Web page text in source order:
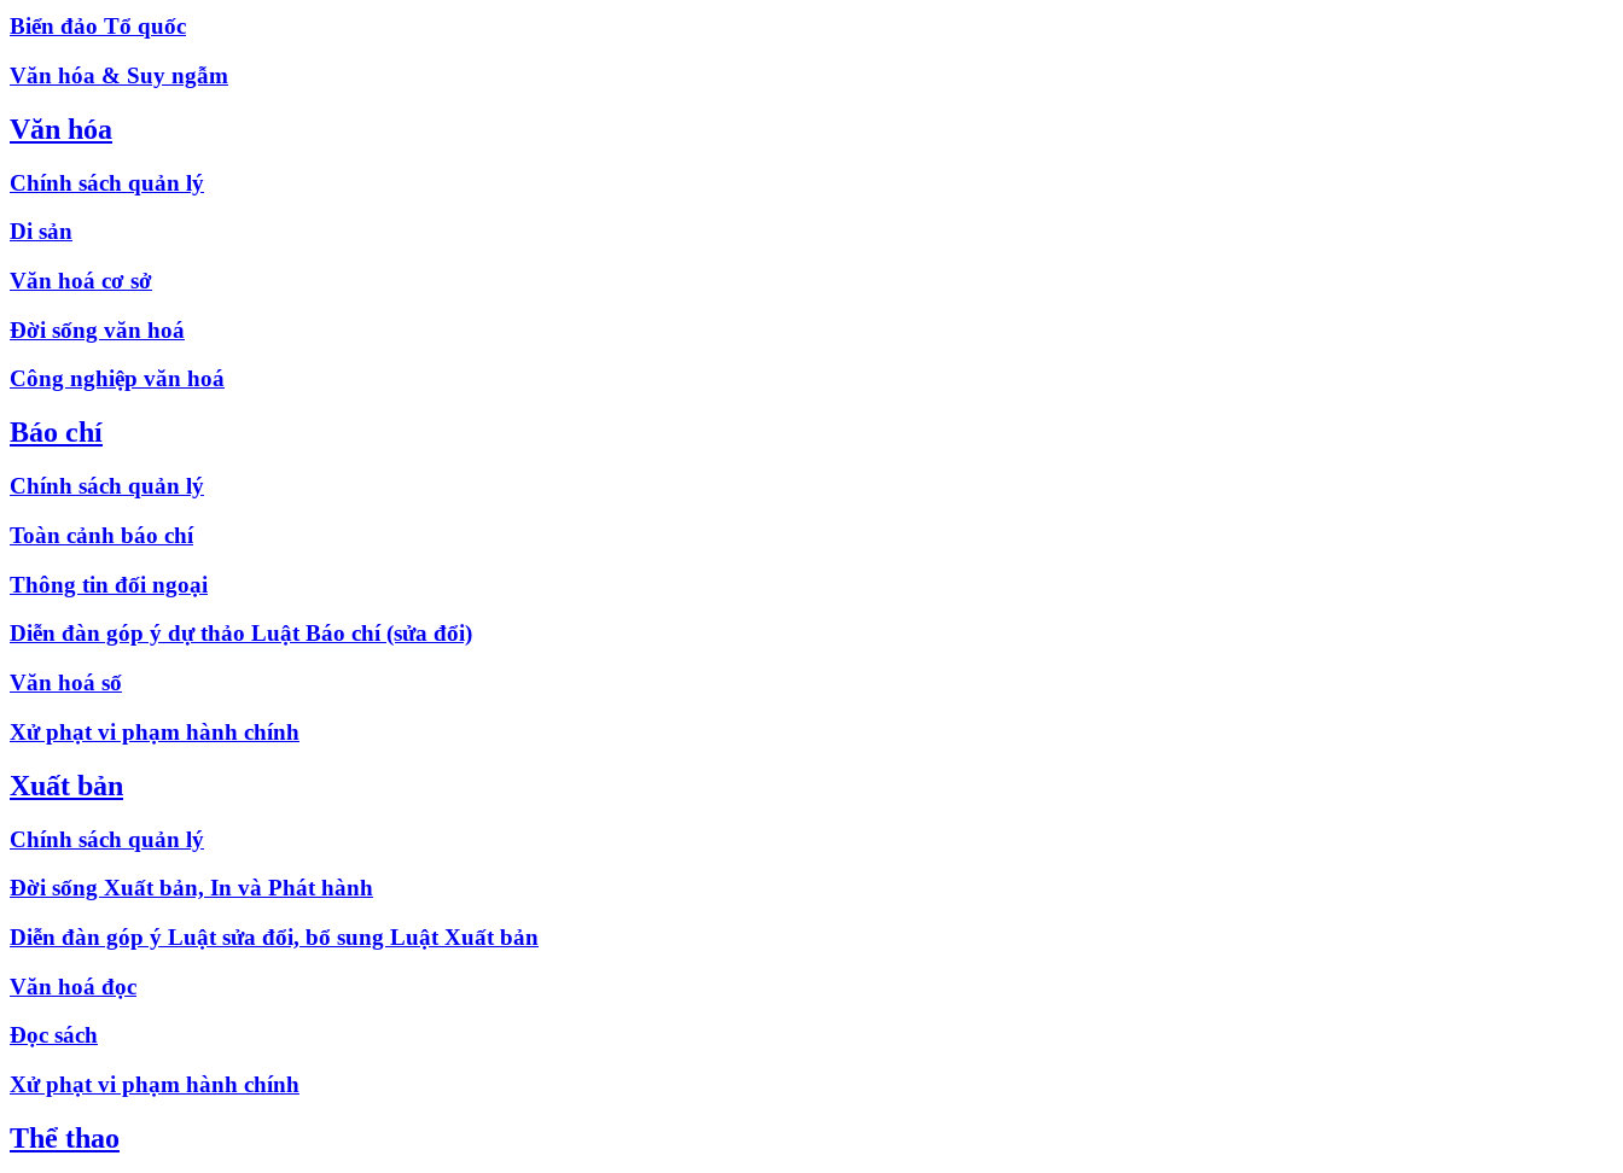
Biển đảo Tổ quốc
Văn hóa & Suy ngẫm
Văn hóa
Chính sách quản lý
Di sản
Văn hoá cơ sở
Đời sống văn hoá
Công nghiệp văn hoá
Báo chí
Chính sách quản lý
Toàn cảnh báo chí
Thông tin đối ngoại
Diễn đàn góp ý dự thảo Luật Báo chí (sửa đổi)
Văn hoá số
Xử phạt vi phạm hành chính
Xuất bản
Chính sách quản lý
Đời sống Xuất bản, In và Phát hành
Diễn đàn góp ý Luật sửa đổi, bổ sung Luật Xuất bản
Văn hoá đọc
Đọc sách
Xử phạt vi phạm hành chính
Thể thao